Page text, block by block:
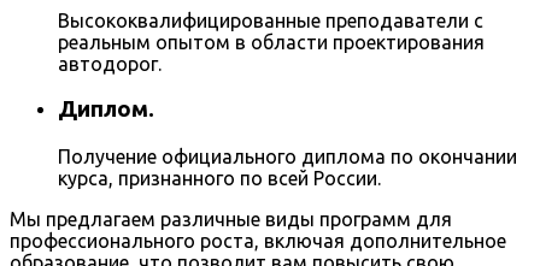
Высококвалифицированные преподаватели с
реальным опытом в области проектирования
автодорог.
Диплом.
Получение официального диплома по окончании
курса, признанного по всей России.
Мы предлагаем различные виды программ для
профессионального роста, включая дополнительное